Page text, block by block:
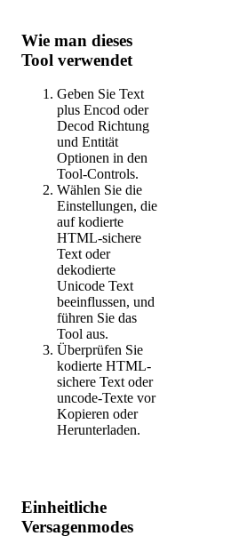
Wie man dieses
Tool verwendet
Geben Sie Text
plus Encod oder
Decod Richtung
und Entität
Optionen in den
Tool-Controls.
Wählen Sie die
Einstellungen, die
auf kodierte
HTML-sichere
Text oder
dekodierte
Unicode Text
beeinflussen, und
führen Sie das
Tool aus.
Überprüfen Sie
kodierte HTML-
sichere Text oder
uncode-Texte vor
Kopieren oder
Herunterladen.
Einheitliche
Versagenmodes